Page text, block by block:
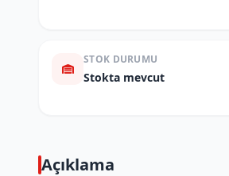
STOK DURUMU
Stokta mevcut
Açıklama